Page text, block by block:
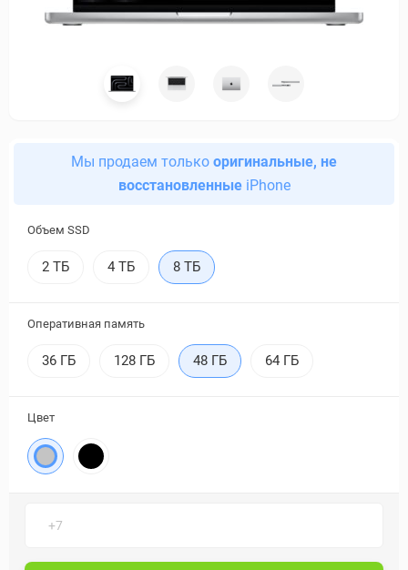
Мы продаем только оригинальные, не
восстановленныеiPhone
Объем SSD
2 ТБ 4 ТБ 8 ТБ
Оперативная память
36 ГБ 128 ГБ 48 ГБ 64 ГБ
Цвет